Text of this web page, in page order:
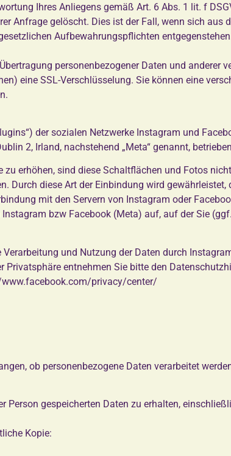
Ihres Anliegens gemäß Art. 6 Abs. 1 lit. f
Anfrage gelöscht. Dies ist der Fall, wenn sich
Aufbewahrungspflichten
personenbezogener Daten und anderer
eine SSL-Verschlüsselung. Sie können eine
der sozialen Netzwerke Instagram und
2, Irland, nachstehend „Meta“ genannt,
zu erhöhen, sind diese Schaltflächen und Fotos
Durch diese Art der Einbindung wird
mit den Servern von Instagram oder
bzw Facebook (Meta) auf, auf der Sie
und Nutzung der Daten durch
entnehmen Sie bitte den
privacy/center/
ob personenbezogene Daten verarbeitet
Person gespeicherten Daten zu erhalten,
Kopie: